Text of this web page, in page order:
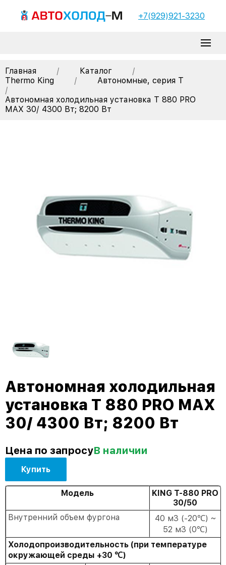
+7(929)921-3230
Главная / Каталог
/
Thermo King
/
Автономные, серия T
/
Автономная холодильная установка T 880 PRO
MAX 30/ 4300 Вт; 8200 Вт
Автономная холодильная
установка T 880 PRO MAX
30/ 4300 Вт; 8200 Вт
Цена по запросуВ наличии
Купить
Модель
KING T-880 PRO
30/50
Внутренний объем фургона
40 м3 (-20℃) ~
52 м3 (0℃)
Холодопроизводительность (при температуре
окружающей среды +30 ℃)